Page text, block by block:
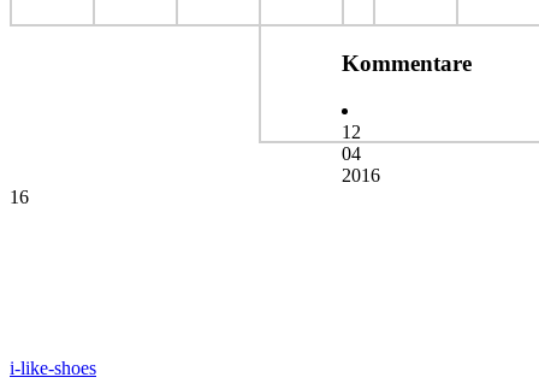
Kommentare
12
04
2016
16
i-like-shoes